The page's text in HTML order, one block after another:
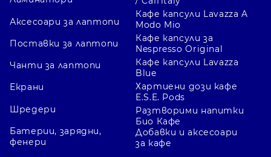
Аксесоари за лаптопи
Поставки за лаптопи
Чанти за лаптопи
Екрани
Шредери
Батерии, зарядни,
фенери
Кафе капсули Lavazza A
Modo Mio
Кафе капсули за
Nespresso Original
Кафе капсули Lavazza
Blue
Хартиени дози кафе
E.S.E. Pods
Разтворими напитки
Био Кафе
Добавки и аксесоари
за кафе